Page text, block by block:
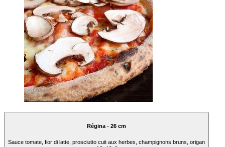
Régina - 26 cm
Sauce tomate, fior di latte, prosciutto cuit aux herbes, champignons bruns, origan